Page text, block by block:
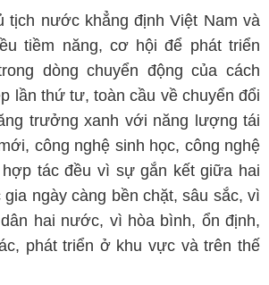
tịch nước khẳng định Việt Nam và
tiềm năng, cơ hội để phát triển
dòng chuyển động của cách
lần thứ tư, toàn cầu về chuyển đổi
trưởng xanh với năng lượng tái
công nghệ sinh học, công nghệ
tác đều vì sự gắn kết giữa hai
ngày càng bền chặt, sâu sắc, vì
hai nước, vì hòa bình, ổn định,
phát triển ở khu vực và trên thế